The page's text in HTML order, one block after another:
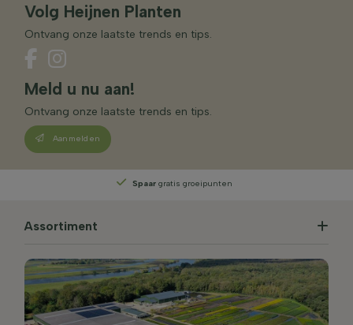
Volg Heijnen Planten
Ontvang onze laatste trends en tips.
Meld u nu aan!
Ontvang onze laatste trends en tips.
Aanmelden
Spaargratis groeipunten
Assortiment